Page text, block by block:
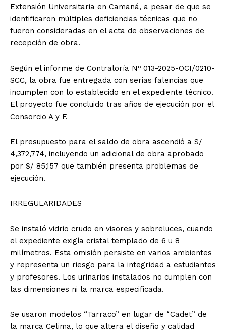
Extensión Universitaria en Camaná, a pesar de que se
identificaron múltiples deficiencias técnicas que no
fueron consideradas en el acta de observaciones de
recepción de obra.
Según el informe de Contraloría Nº 013-2025-OCI/0210-
SCC, la obra fue entregada con serias falencias que
incumplen con lo establecido en el expediente técnico.
El proyecto fue concluido tras años de ejecución por el
Consorcio A y F.
El presupuesto para el saldo de obra ascendió a S/
4,372,774, incluyendo un adicional de obra aprobado
por S/ 85,157 que también presenta problemas de
ejecución.
IRREGULARIDADES
Se instaló vidrio crudo en visores y sobreluces, cuando
el expediente exigía cristal templado de 6 u 8
milímetros. Esta omisión persiste en varios ambientes
y representa un riesgo para la integridad a estudiantes
y profesores. Los urinarios instalados no cumplen con
las dimensiones ni la marca especificada.
Se usaron modelos “Tarraco” en lugar de “Cadet” de
la marca Celima, lo que altera el diseño y calidad